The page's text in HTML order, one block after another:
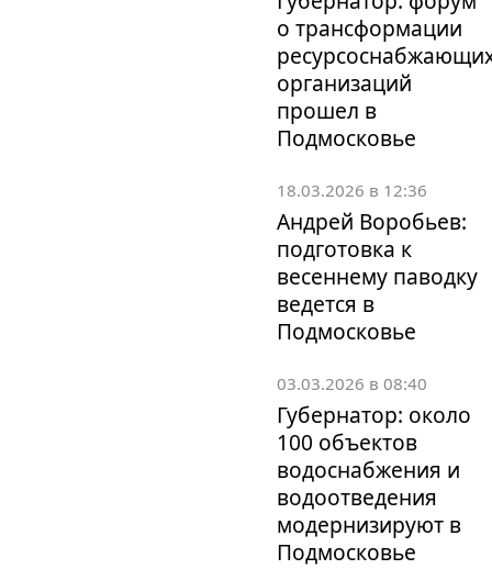
о трансформации
организаций
прошел в
Подмосковье
18.03.2026 в 12:36
Андрей Воробьев:
подготовка к
весеннему паводку
ведется в
Подмосковье
03.03.2026 в 08:40
Губернатор: около
100 объектов
водоснабжения и
водоотведения
модернизируют в
Подмосковье